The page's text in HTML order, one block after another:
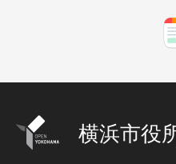
横浜市役